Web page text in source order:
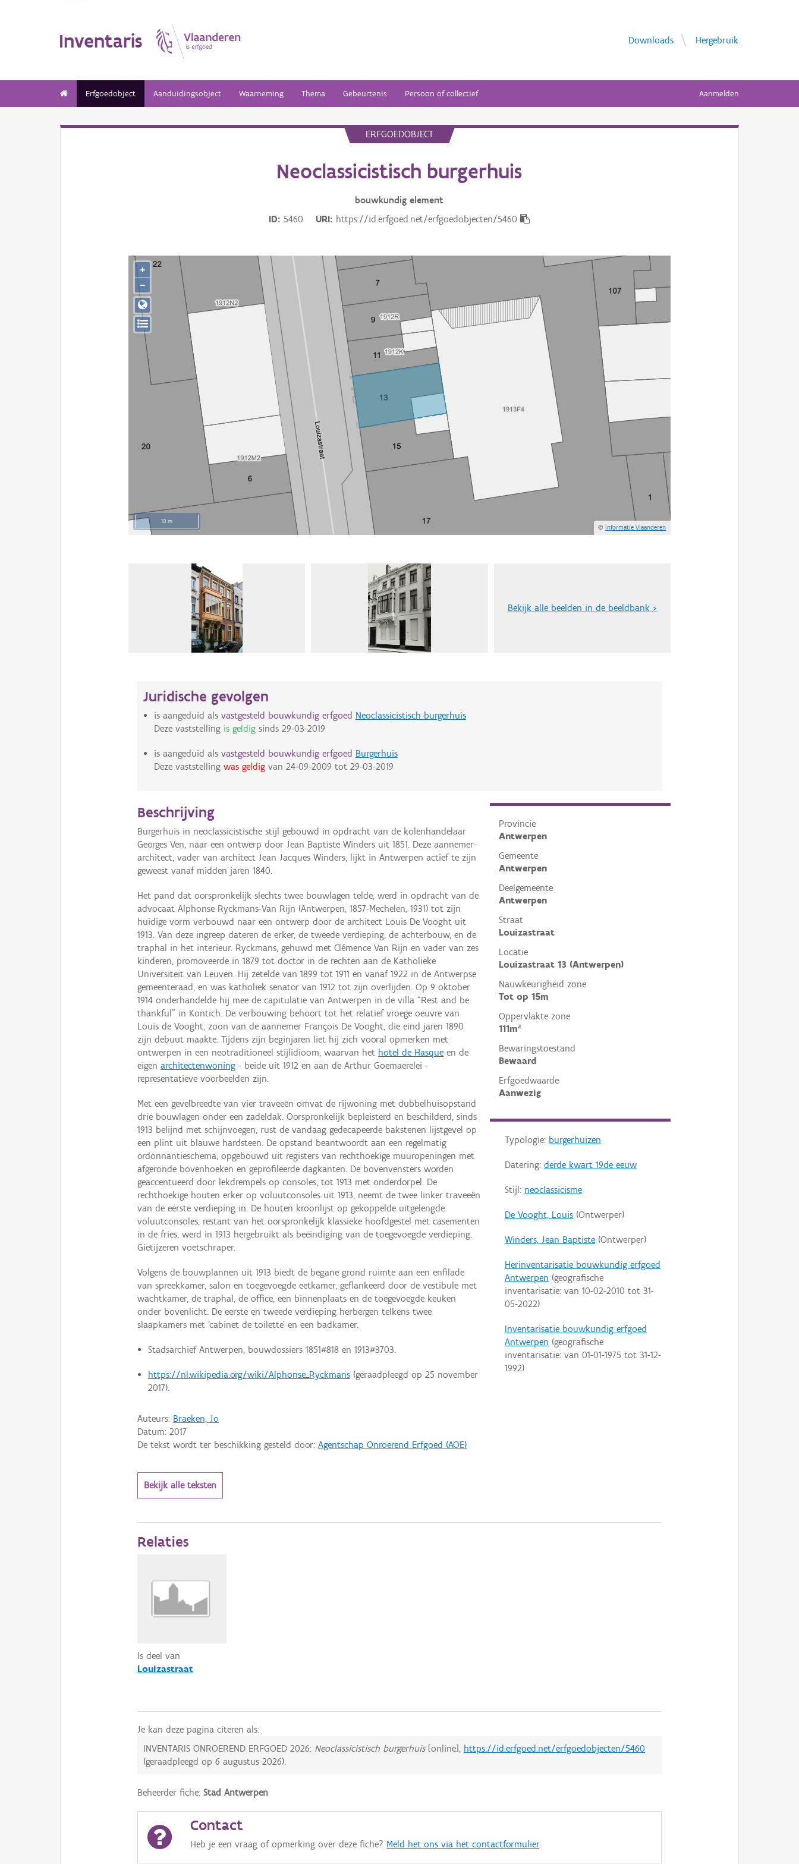
Inventaris Downloads Hergebruik
Erfgoedobject Aanduidingsobject Waarneming Thema Gebeurtenis Persoon of collectief Aanmelden
ERFGOEDOBJECT
Neoclassicistisch burgerhuis
bouwkundig element
ID
5460 URI https://id.erfgoed.net/erfgoedobjecten/5460
10 m
©Informatie Vlaanderen
+
−
Bekijk alle beelden in de beeldbank >
Juridische gevolgen
is aangeduid als vastgesteld bouwkundig erfgoed Neoclassicistisch burgerhuis
Deze vaststelling is geldigsinds 29-03-2019
is aangeduid als vastgesteld bouwkundig erfgoed Burgerhuis
Deze vaststelling was geldigvan 24-09-2009 tot 29-03-2019
Provincie
Antwerpen
Gemeente
Antwerpen
Deelgemeente
Antwerpen
Straat
Louizastraat
Locatie
Louizastraat 13 (Antwerpen)
Nauwkeurigheid zone
Tot op 15m
Oppervlakte zone
111m²
Bewaringstoestand
Bewaard
Erfgoedwaarde
Aanwezig
Typologie: burgerhuizen
Datering: derde kwart 19de eeuw
Stijl: neoclassicisme
De Vooght, Louis(Ontwerper)
Winders, Jean Baptiste(Ontwerper)
Herinventarisatie bouwkundig erfgoed
Antwerpen (geografische
inventarisatie: van 10-02-2010 tot 31-
05-2022)
Inventarisatie bouwkundig erfgoed
Antwerpen (geografische
inventarisatie: van 01-01-1975 tot 31-12-
1992)
Beschrijving
Burgerhuis in neoclassicistische stijl gebouwd in opdracht van de kolenhandelaar
Georges Ven, naar een ontwerp door Jean Baptiste Winders uit 1851. Deze aannemer-
architect, vader van architect Jean Jacques Winders, lijkt in Antwerpen actief te zijn
geweest vanaf midden jaren 1840.
Het pand dat oorspronkelijk slechts twee bouwlagen telde, werd in opdracht van de
advocaat Alphonse Ryckmans-Van Rijn (Antwerpen, 1857-Mechelen, 1931) tot zijn
huidige vorm verbouwd naar een ontwerp door de architect Louis De Vooght uit
1913. Van deze ingreep dateren de erker, de tweede verdieping, de achterbouw, en de
traphal in het interieur. Ryckmans, gehuwd met Clémence Van Rijn en vader van zes
kinderen, promoveerde in 1879 tot doctor in de rechten aan de Katholieke
Universiteit van Leuven. Hij zetelde van 1899 tot 1911 en vanaf 1922 in de Antwerpse
gemeenteraad, en was katholiek senator van 1912 tot zijn overlijden. Op 9 oktober
1914 onderhandelde hij mee de capitulatie van Antwerpen in de villa “Rest and be
thankful” in Kontich. De verbouwing behoort tot het relatief vroege oeuvre van
Louis de Vooght, zoon van de aannemer François De Vooght, die eind jaren 1890
zijn debuut maakte. Tijdens zijn beginjaren liet hij zich vooral opmerken met
ontwerpen in een neotraditioneel stijlidioom, waarvan het hotel de Hasque en de
eigenarchitectenwoning - beide uit 1912 en aan de Arthur Goemaerelei -
representatieve voorbeelden zijn.
Met een gevelbreedte van vier traveeën omvat de rijwoning met dubbelhuisopstand
drie bouwlagen onder een zadeldak. Oorspronkelijk bepleisterd en beschilderd, sinds
1913 belijnd met schijnvoegen, rust de vandaag gedecapeerde bakstenen lijstgevel op
een plint uit blauwe hardsteen. De opstand beantwoordt aan een regelmatig
ordonnantieschema, opgebouwd uit registers van rechthoekige muuropeningen met
afgeronde bovenhoeken en geprofileerde dagkanten. De bovenvensters worden
geaccentueerd door lekdrempels op consoles, tot 1913 met onderdorpel. De
rechthoekige houten erker op voluutconsoles uit 1913, neemt de twee linker traveeën
van de eerste verdieping in. De houten kroonlijst op gekoppelde uitgelengde
voluutconsoles, restant van het oorspronkelijk klassieke hoofdgestel met casementen
in de fries, werd in 1913 hergebruikt als beëindiging van de toegevoegde verdieping.
Gietijzeren voetschraper.
Volgens de bouwplannen uit 1913 biedt de begane grond ruimte aan een enfilade
van spreekkamer, salon en toegevoegde eetkamer, geflankeerd door de vestibule met
wachtkamer, de traphal, de office, een binnenplaats en de toegevoegde keuken
onder bovenlicht. De eerste en tweede verdieping herbergen telkens twee
slaapkamers met ‘cabinet de toilette’ en een badkamer.
Stadsarchief Antwerpen, bouwdossiers 1851#818 en 1913#3703.
https://nl.wikipedia.org/wiki/Alphonse_Ryckmans(geraadpleegd op 25 november
2017).
Auteurs: Braeken, Jo
Datum:2017
De tekst wordt ter beschikking gesteld door:Agentschap Onroerend Erfgoed (AOE)
Bekijk alle teksten
Relaties
Is deel van
Louizastraat
Je kan deze pagina citeren als:
INVENTARIS ONROEREND ERFGOED 2026: Neoclassicistisch burgerhuis[online], https://id.erfgoed.net/erfgoedobjecten/5460
(geraadpleegd op6 augustus 2026).
Beheerder fiche:Stad Antwerpen
Contact
Heb je een vraag of opmerking over deze fiche? Meld het ons via het contactformulier.